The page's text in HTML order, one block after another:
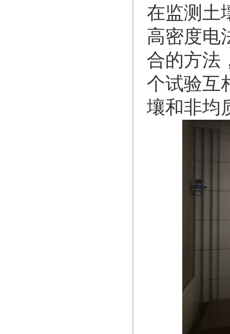
在监测土
高密度电
合的方法
个试验互
壤和非均